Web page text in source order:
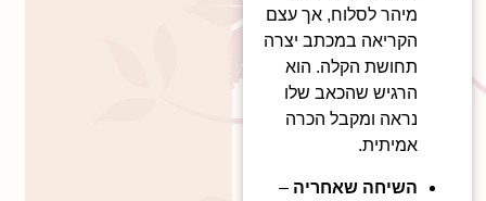
מיהר לסלוח, אך עצם
הקריאה במכתב יצרה
תחושת הקלה. הוא
הרגיש שהכאב שלו
נראה ומקבל הכרה
אמיתית.
השיחה שאחריה –